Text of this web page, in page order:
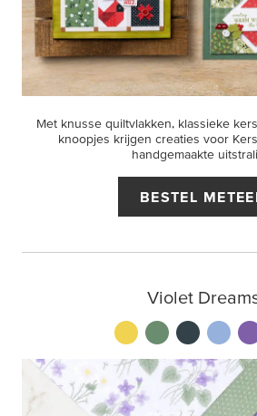
Met knusse quiltvlakken, klassieke
knoopjes krijgen creaties voor
handgemaakte
BESTEL
Violet